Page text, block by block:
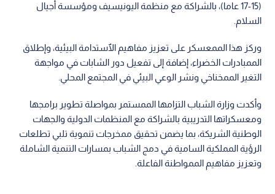
(15-17 عاما)، بالشراكة مع منظمة اليونيسيف ومؤسسة أجيال
السلام.
وركز هذا الممعسكر على تعزيز مفاهيم الٱستدامة البيئية، وإطلاق
الممبادرات الخضراء، إضافة إلى تفعيل دور الشابات في مواجهة
التغير الممخناخي ونشر الوعي البيئي في المجتمع المحلي.
وأكدت وزارة الشباب التزامها الممستمر بمواصلة تطوير برامجها
ومعسكراتها التدريبية بالشراكة مع المنظمات الدولية والجهات
الوطنية الشريكة، بما يضمن تحقيق ممخرجات تنموية تلبي تطلعات
الرؤية المملكية السامية في دمج الشباب بمسارات التنمية الشاملة
وتعزيز مفاهيم الممواطنة الفاعلة.